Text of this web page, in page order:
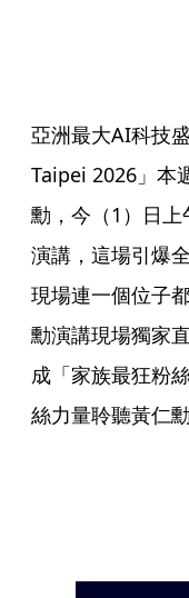
亞洲最大AI科技
Taipei 2026」本
勳，今（1）日
演講，這場引爆
現場連一個位子
勳演講現場獨家
成「家族最狂粉
絲力量聆聽黃仁